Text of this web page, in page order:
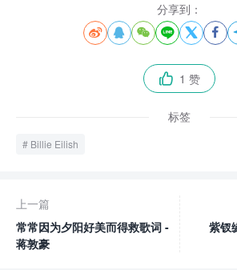
分享到：
     
 1 赞
标签
Billie Eilish
上一篇
常常因为夕阳好美而得救歌词 -
蒋敦豪
紫钗